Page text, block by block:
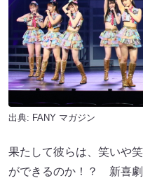
出典: FANY マガジン
果たして彼らは、笑いや
ができるのか！？ 新喜